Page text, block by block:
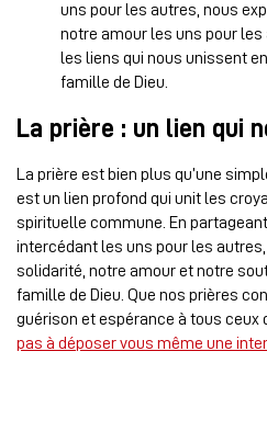
uns pour les autres, nous
notre amour les uns pour
les liens qui nous unissent
famille de Dieu.
La prière : un lien qui
La prière est bien plus qu’une
est un lien profond qui unit les
spirituelle commune. En
intercédant les uns pour les
solidarité, notre amour et notre
famille de Dieu. Que nos prières
guérison et espérance à tous ceux
pas à déposer vous même une